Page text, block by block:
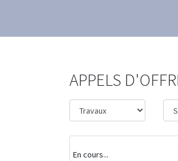
APPELS
En cours...